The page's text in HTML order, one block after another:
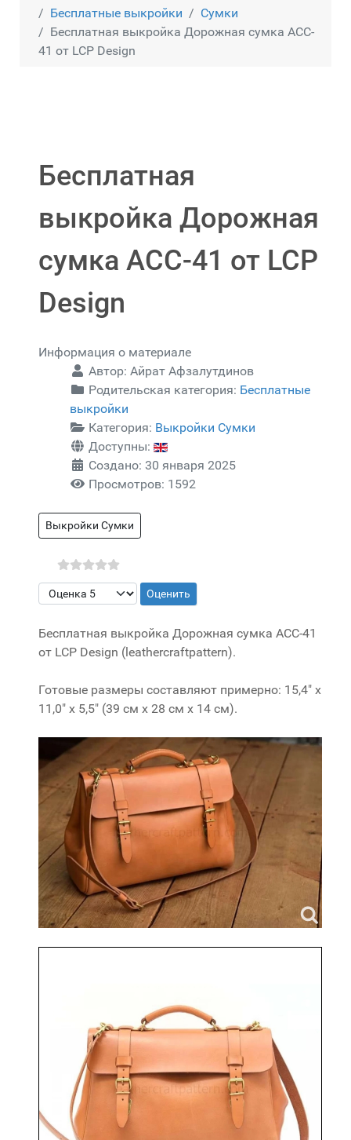
Бесплатные выкройки
Сумки
Бесплатная выкройка Дорожная сумка ACC-
41 от LCP Design
Бесплатная
выкройка Дорожная
сумка ACC-41 от LCP
Design
Информация о материале
Автор: Айрат Афзалутдинов
Родительская категория: Бесплатные
выкройки
Категория: Выкройки Сумки
Доступны:
Создано: 30 января 2025
Просмотров: 1592
Выкройки Сумки
Пожалуйста, оцените
Бесплатная выкройка Дорожная сумка ACC-41
от LCP Design (leathercraftpattern).
Готовые размеры составляют примерно: 15,4" x
11,0" x 5,5" (39 см x 28 см x 14 см).